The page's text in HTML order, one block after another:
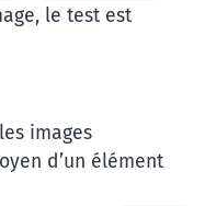
le test est
images
d’un élément